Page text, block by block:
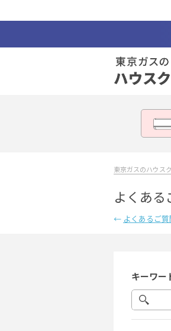
東京ガスのハウス
よくある
← よくあるご
キーワー